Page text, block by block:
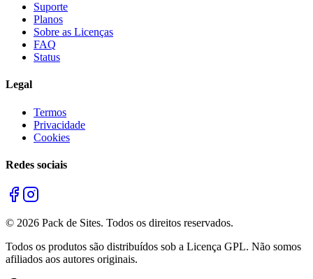
Suporte
Planos
Sobre as Licenças
FAQ
Status
Legal
Termos
Privacidade
Cookies
Redes sociais
© 2026 Pack de Sites. Todos os direitos reservados.
Todos os produtos são distribuídos sob a Licença GPL. Não somos
afiliados aos autores originais.